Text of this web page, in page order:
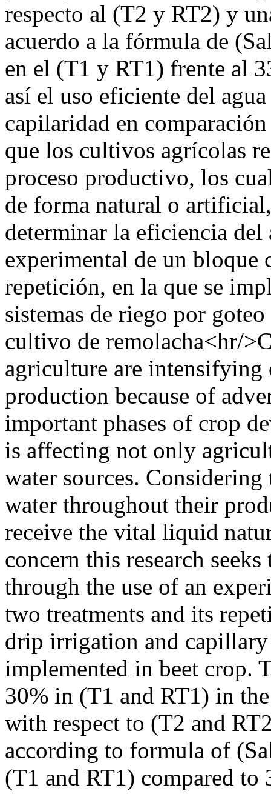
respecto al (T2 y RT2) y
acuerdo a la fórmula de
en el (T1 y RT1) frente al
así el uso eficiente del
capilaridad en
que los cultivos agrícolas
proceso productivo, los
de forma natural o
determinar la eficiencia
experimental de un bloque
repetición, en la que se
sistemas de riego por
cultivo de remolacha<hr/
agriculture are intensifying
production because of
important phases of crop
is affecting not only
water sources.
water throughout their
receive the vital liquid
concern this research
through the use of an
two treatments and its
drip irrigation and
implemented in beet crop.
30% in (T1 and RT1) in
with respect to (T2 and
according to formula of
(T1 and RT1) compared